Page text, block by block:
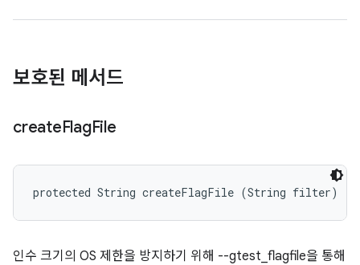
보호된 메서드
createFlagFile
protected String createFlagFile (String filter)
인수 크기의 OS 제한을 방지하기 위해 --gtest_flagfile을 통해